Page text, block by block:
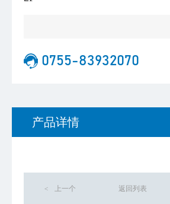
0755-83932070
产品详情
< 上一个 返回列表